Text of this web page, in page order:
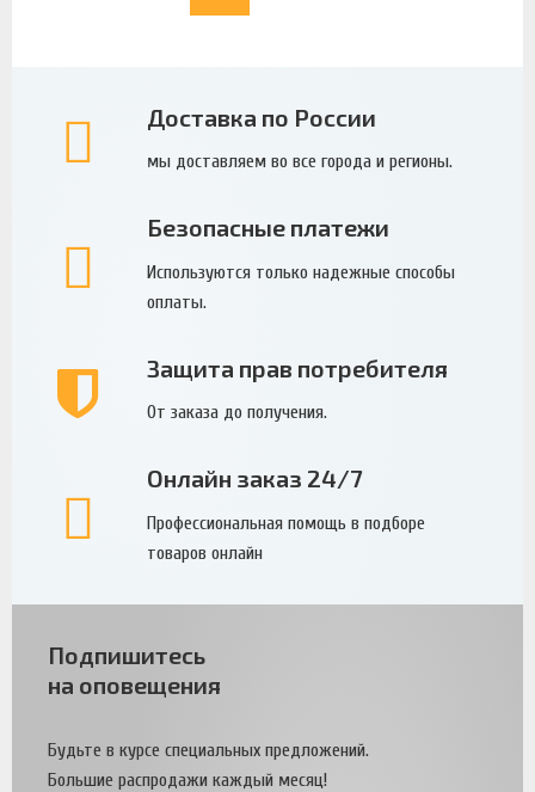
Доставка по России
мы доставляем во все города и регионы.
Безопасные платежи
Используются только надежные способы
оплаты.
Защита прав потребителя
От заказа до получения.
Онлайн заказ 24/7
Профессиональная помощь в подборе
товаров онлайн
Подпишитесь
на оповещения
Будьте в курсе специальных предложений.
Большие распродажи каждый месяц!